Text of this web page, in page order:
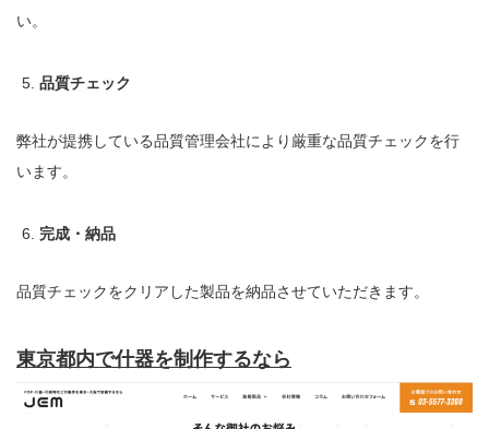
い。
品質チェック
弊社が提携している品質管理会社により厳重な品質チェックを行
います。
完成・納品
品質チェックをクリアした製品を納品させていただきます。
東京都内で什器を制作するなら